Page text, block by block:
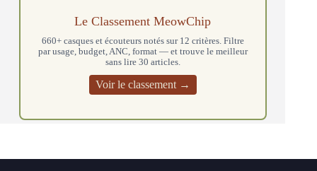
Le Classement MeowChip
660+ casques et écouteurs notés sur 12 critères. Filtre
par usage, budget, ANC, format — et trouve le meilleur
sans lire 30 articles.
Voir le classement →